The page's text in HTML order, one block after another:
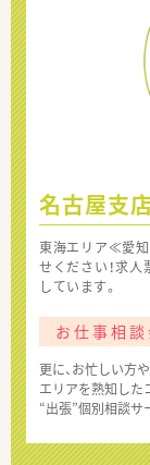
名古屋支
東海エリア≪愛知
せください！求
しています。
お仕事相談
更に、お忙しい方
エリアを熟知した
“出張”個別相談サ